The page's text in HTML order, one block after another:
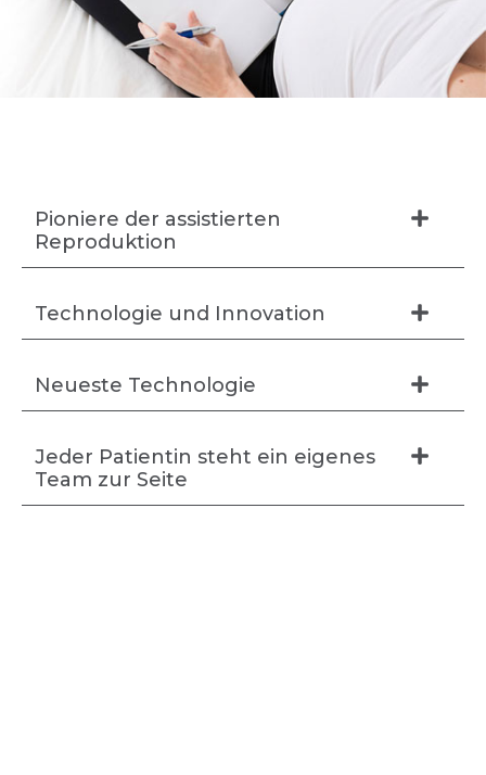
Pioniere der assistierten
Reproduktion
Technologie und Innovation
Neueste Technologie
Jeder Patientin steht ein eigenes
Team zur Seite